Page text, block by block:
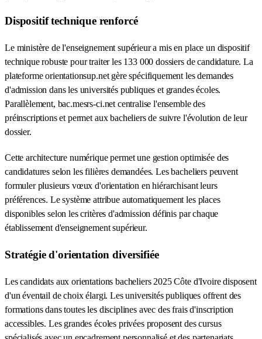
Dispositif technique renforcé
Le ministère de l'enseignement supérieur a mis en place un dispositif
technique robuste pour traiter les 133 000 dossiers de candidature. La
plateforme orientationsup.net gère spécifiquement les demandes
d'admission dans les universités publiques et grandes écoles.
Parallèlement, bac.mesrs-ci.net centralise l'ensemble des
préinscriptions et permet aux bacheliers de suivre l'évolution de leur
dossier.
Cette architecture numérique permet une gestion optimisée des
candidatures selon les filières demandées. Les bacheliers peuvent
formuler plusieurs vœux d'orientation en hiérarchisant leurs
préférences. Le système attribue automatiquement les places
disponibles selon les critères d'admission définis par chaque
établissement d'enseignement supérieur.
Stratégie d'orientation diversifiée
Les candidats aux orientations bacheliers 2025 Côte d'Ivoire disposent
d'un éventail de choix élargi. Les universités publiques offrent des
formations dans toutes les disciplines avec des frais d'inscription
accessibles. Les grandes écoles privées proposent des cursus